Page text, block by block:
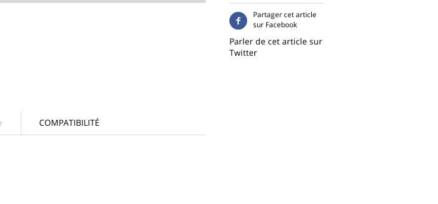
Partager cet article
sur Facebook
Parler de cet article sur
Twitter
COMPATIBILITÉ